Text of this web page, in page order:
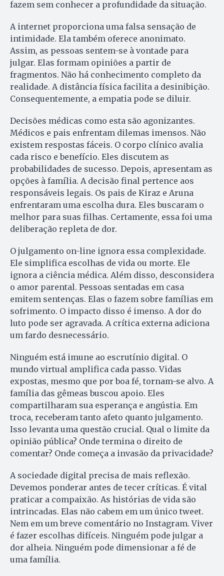
fazem sem conhecer a profundidade da situação.
A internet proporciona uma falsa sensação de
intimidade. Ela também oferece anonimato.
Assim, as pessoas sentem-se à vontade para
julgar. Elas formam opiniões a partir de
fragmentos. Não há conhecimento completo da
realidade. A distância física facilita a desinibição.
Consequentemente, a empatia pode se diluir.
Decisões médicas como esta são agonizantes.
Médicos e pais enfrentam dilemas imensos. Não
existem respostas fáceis. O corpo clínico avalia
cada risco e benefício. Eles discutem as
probabilidades de sucesso. Depois, apresentam as
opções à família. A decisão final pertence aos
responsáveis legais. Os pais de Kiraz e Aruna
enfrentaram uma escolha dura. Eles buscaram o
melhor para suas filhas. Certamente, essa foi uma
deliberação repleta de dor.
O julgamento on-line ignora essa complexidade.
Ele simplifica escolhas de vida ou morte. Ele
ignora a ciência médica. Além disso, desconsidera
o amor parental. Pessoas sentadas em casa
emitem sentenças. Elas o fazem sobre famílias em
sofrimento. O impacto disso é imenso. A dor do
luto pode ser agravada. A crítica externa adiciona
um fardo desnecessário.
Ninguém está imune ao escrutínio digital. O
mundo virtual amplifica cada passo. Vidas
expostas, mesmo que por boa fé, tornam-se alvo. A
família das gêmeas buscou apoio. Eles
compartilharam sua esperança e angústia. Em
troca, receberam tanto afeto quanto julgamento.
Isso levanta uma questão crucial. Qual o limite da
opinião pública? Onde termina o direito de
comentar? Onde começa a invasão da privacidade?
A sociedade digital precisa de mais reflexão.
Devemos ponderar antes de tecer críticas. É vital
praticar a compaixão. As histórias de vida são
intrincadas. Elas não cabem em um único tweet.
Nem em um breve comentário no Instagram. Viver
é fazer escolhas difíceis. Ninguém pode julgar a
dor alheia. Ninguém pode dimensionar a fé de
uma família.